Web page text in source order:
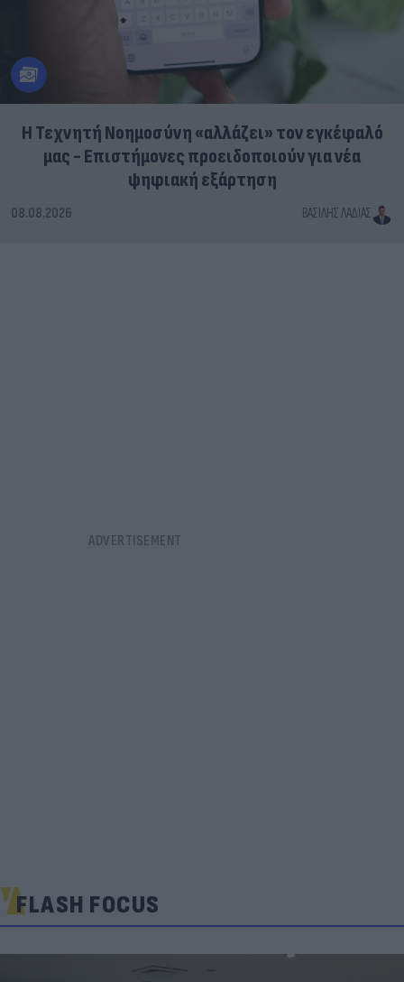
Η Τεχνητή Νοημοσύνη «αλλάζει» τον εγκέφαλό
μας - Eπιστήμονες προειδοποιούν για νέα
ψηφιακή εξάρτηση
08.08.2026 ΒΑΣΊΛΗΣ ΛΑΔΙΆΣ
FLASH FOCUS